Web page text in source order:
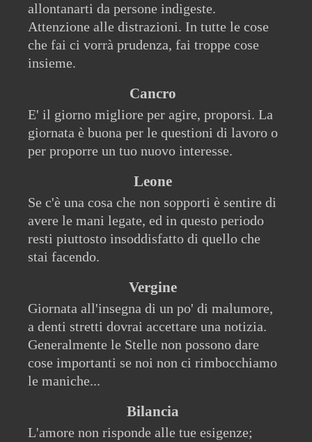
allontanarti da persone indigeste.
Attenzione alle distrazioni. In tutte le cose
che fai ci vorrà prudenza, fai troppe cose
insieme.
Cancro
E' il giorno migliore per agire, proporsi. La
giornata è buona per le questioni di lavoro o
per proporre un tuo nuovo interesse.
Leone
Se c'è una cosa che non sopporti è sentire di
avere le mani legate, ed in questo periodo
resti piuttosto insoddisfatto di quello che
stai facendo.
Vergine
Giornata all'insegna di un po' di malumore,
a denti stretti dovrai accettare una notizia.
Generalmente le Stelle non possono dare
cose importanti se noi non ci rimbocchiamo
le maniche...
Bilancia
L'amore non risponde alle tue esigenze;